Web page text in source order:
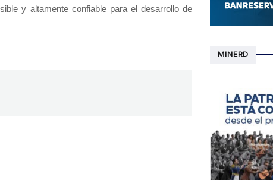
y altamente confiable para el desarrollo de
MINERD